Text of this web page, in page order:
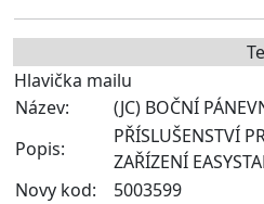
Hlavička mailu
Název:
(JC) BOČNÍ
Popis:
PŘÍSLUŠENSTVÍ
ZAŘÍZENÍ
Novy kod:
5003599